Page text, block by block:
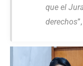
que el
derechos